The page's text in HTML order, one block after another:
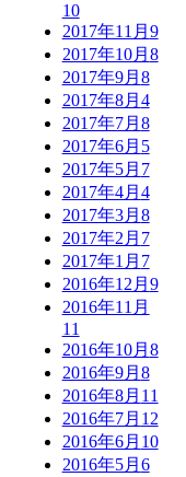
10
2017年11月 9
2017年10月 8
2017年9月 8
2017年8月 4
2017年7月 8
2017年6月 5
2017年5月 7
2017年4月 4
2017年3月 8
2017年2月 7
2017年1月 7
2016年12月 9
2016年11月
11
2016年10月 8
2016年9月 8
2016年8月 11
2016年7月 12
2016年6月 10
2016年5月 6